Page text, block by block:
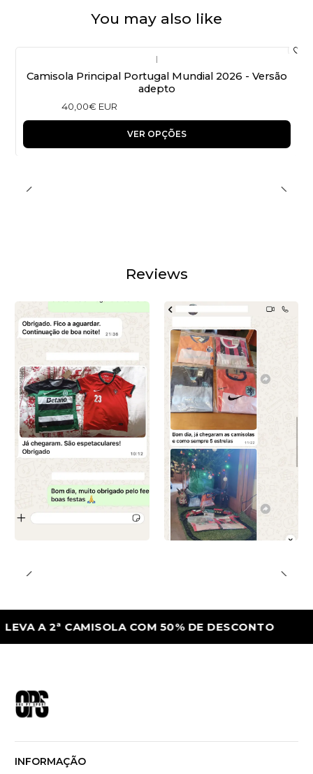
You may also like
|
Camisola Principal Portugal Mundial 2026 - Versão
adepto
40,00€ EUR
VER OPÇÕES
Reviews
2ª CAMISOLA COM 50% DE DESCONTO
INFORMAÇÃO